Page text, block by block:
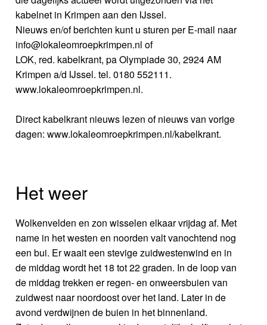
kabelnet in Krimpen aan den IJssel.
Nieuws en/of berichten kunt u sturen per E-mail naar
info@lokaleomroepkrimpen.nl of
LOK, red. kabelkrant, pa Olympiade 30, 2924 AM
Krimpen a/d IJssel. tel. 0180 552111.
www.lokaleomroepkrimpen.nl.
Direct kabelkrant nieuws lezen of nieuws van vorige
dagen: www.lokaleomroepkrimpen.nl/kabelkrant.
Het weer
Wolkenvelden en zon wisselen elkaar vrijdag af. Met
name in het westen en noorden valt vanochtend nog
een bui. Er waait een stevige zuidwestenwind en in
de middag wordt het 18 tot 22 graden. In de loop van
de middag trekken er regen- en onweersbuien van
zuidwest naar noordoost over het land. Later in de
avond verdwijnen de buien in het binnenland.